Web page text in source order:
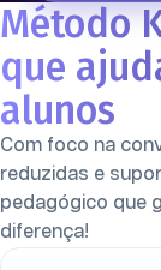
Método
que
alunos
Com foco na
reduzidas e
pedagógico que
diferença!